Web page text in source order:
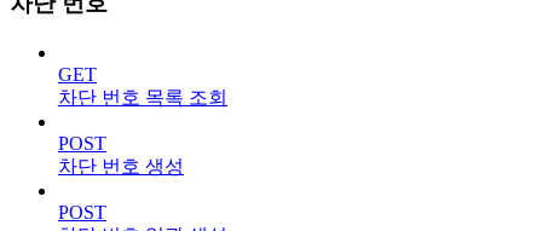
GET
차단 번호 목록 조회
POST
차단 번호 생성
POST